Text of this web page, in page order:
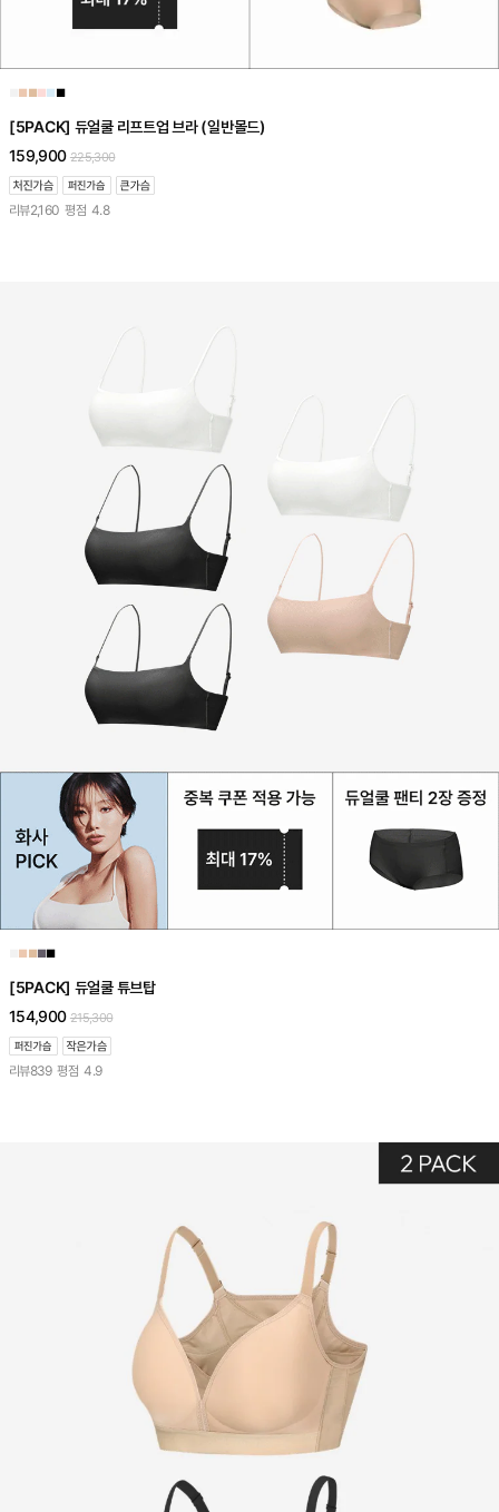
■■■■■
[5PACK] 듀얼쿨 리프트업 브라 (일반몰드)
159,900 225,300
리뷰2,160 평점 4.8
■■■■
[5PACK] 듀얼쿨 튜브탑
154,900 215,300
리뷰839 평점 4.9